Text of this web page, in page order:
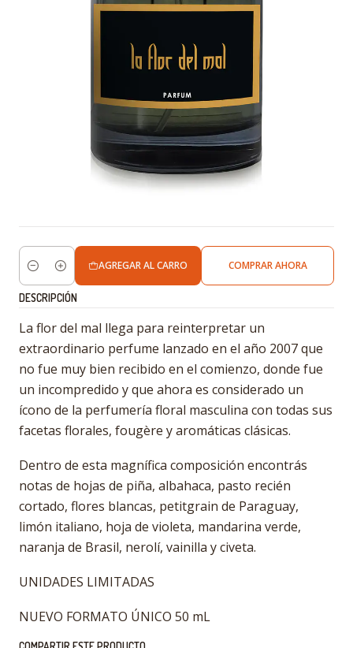
Cantidad
AGREGAR AL CARRO COMPRAR AHORA
DESCRIPCIÓN
La flor del mal llega para reinterpretar un
extraordinario perfume lanzado en el año 2007 que
no fue muy bien recibido en el comienzo, donde fue
un incompredido y que ahora es considerado un
ícono de la perfumería floral masculina con todas sus
facetas florales, fougère y aromáticas clásicas.
Dentro de esta magnífica composición encontrás
notas de hojas de piña, albahaca, pasto recién
cortado, flores blancas, petitgrain de Paraguay,
limón italiano, hoja de violeta, mandarina verde,
naranja de Brasil, nerolí, vainilla y civeta.
UNIDADES LIMITADAS
NUEVO FORMATO ÚNICO 50 mL